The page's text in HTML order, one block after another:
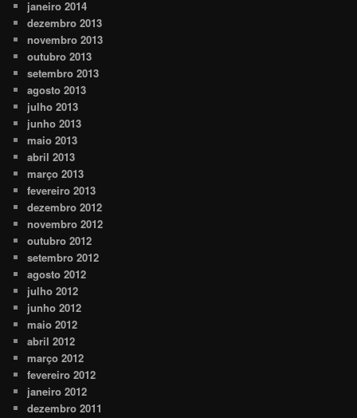
janeiro 2014
dezembro 2013
novembro 2013
outubro 2013
setembro 2013
agosto 2013
julho 2013
junho 2013
maio 2013
abril 2013
março 2013
fevereiro 2013
dezembro 2012
novembro 2012
outubro 2012
setembro 2012
agosto 2012
julho 2012
junho 2012
maio 2012
abril 2012
março 2012
fevereiro 2012
janeiro 2012
dezembro 2011